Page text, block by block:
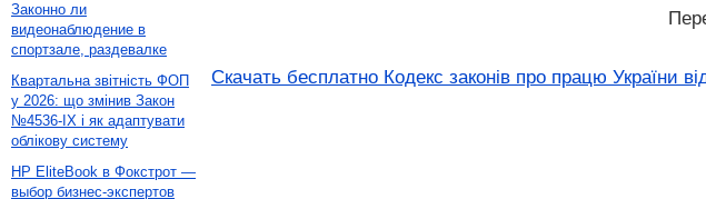
Скачать бесплатно Кодекс законів про працю України
Законно ли
видеонаблюдение в
спортзале, раздевалке
Квартальна звітність ФОП
у 2026: що змінив Закон
№4536-IX і як адаптувати
облікову систему
HP EliteBook в Фокстрот —
выбор бизнес-экспертов